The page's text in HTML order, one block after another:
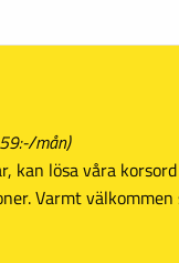
mån)
kan lösa våra
Varmt välkommen